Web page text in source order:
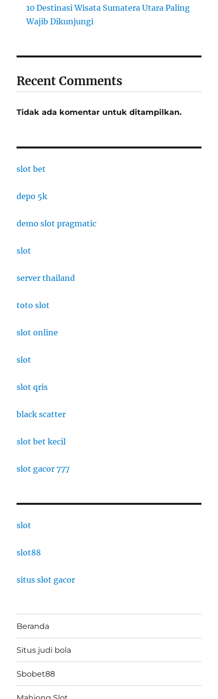
10 Destinasi Wisata Sumatera Utara Paling
Wajib Dikunjungi
Recent Comments
Tidak ada komentar untuk ditampilkan.
slot bet
depo 5k
demo slot pragmatic
slot
server thailand
toto slot
slot online
slot
slot qris
black scatter
slot bet kecil
slot gacor 777
slot
slot88
situs slot gacor
Beranda
Situs judi bola
Sbobet88